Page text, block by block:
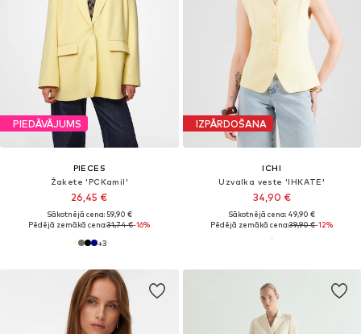
PIEDĀVĀJUMS
PIECES
Žakete 'PCKamil'
26,45 €
Sākotnējā cena: 59,90 €
Pēdējā zemākā cena:31,74 €-16%
+3
IZPĀRDOŠANA
ICHI
Uzvalka veste 'IHKATE'
34,90 €
Sākotnējā cena: 49,90 €
Pēdējā zemākā cena:39,90 €-12%